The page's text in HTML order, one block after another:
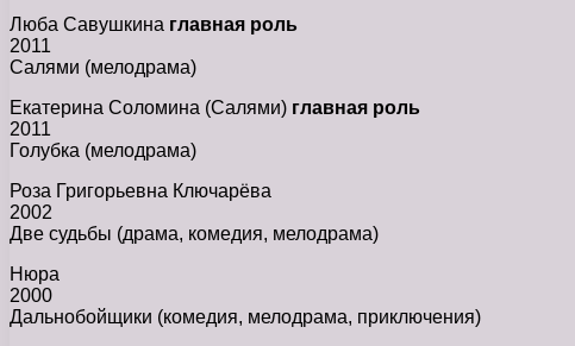
Люба Савушкина главная роль
2011
Салями (мелодрама)
Екатерина Соломина (Салями) главная роль
2011
Голубка (мелодрама)
Роза Григорьевна Ключарёва
2002
Две судьбы (драма, комедия, мелодрама)
Нюра
2000
Дальнобойщики (комедия, мелодрама, приключения)